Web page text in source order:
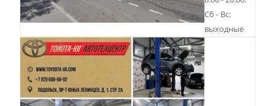
Сб - Вс:
выходные